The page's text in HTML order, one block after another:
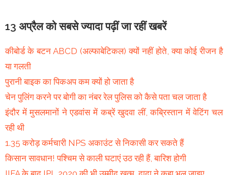
13 अप्रैल को सबसे ज्यादा पढ़ीं जा रहीं खबरें
कीबोर्ड के बटन ABCD (अल्फाबेटिकल) क्यों नहीं होते, क्या कोई रीजन है
या गलती
पुरानी बाइक का पिकअप कम क्यों हो जाता है
चेन पुलिंग करने पर बोगी का नंबर रेल पुलिस को कैसे पता चल जाता है
इंदौर में मुसलमानों ने एडवांस में कब्रें खुदवा लीं, कब्रिस्तान में वेटिंग चल
रही थी
1.35 करोड़ कर्मचारी NPS अकाउंट से निकासी कर सकते हैं
किसान सावधान! पश्चिम से काली घटाएं उठ रही हैं, बारिश होगी